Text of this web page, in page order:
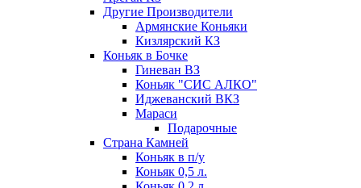
Другие Производители
Армянские Коньяки
Кизлярский КЗ
Коньяк в Бочке
Гиневан ВЗ
Коньяк "СИС АЛКО"
Иджеванский ВКЗ
Мараси
Подарочные
Страна Камней
Коньяк в п/у
Коньяк 0,5 л.